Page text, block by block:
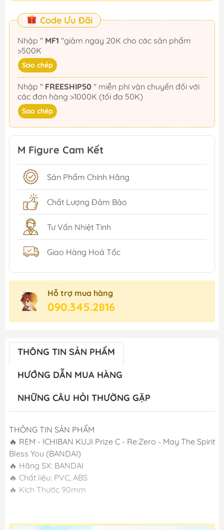
Code Ưu Đãi
Nhập " MF1
>500K
Sao chép
Nhập " FREESHIP50
các đơn hàng >1000K (tối đa 50K)
Sao chép
M Figure Cam Kết
Sản Phẩm Chính Hãng
Chất Lượng Đảm Bảo
Tư Vấn Nhiệt Tình
Giao Hàng Hoả Tốc
Hỗ trợ mua hàng
090.345.2816
THÔNG TIN SẢN PHẨM
HƯỚNG DẪN MUA HÀNG
NHỮNG CÂU HỎI THƯỜNG GẶP
THÔNG TIN SẢN PHẨM
🔥 REM - ICHIBAN KUJI Prize C - Re:Zero - May The Spirit
Bless You (BANDAI)
🔥 Hãng SX: BANDAI
🔥 Chất liệu: PVC, ABS
🔥 Kích Thước 90mm